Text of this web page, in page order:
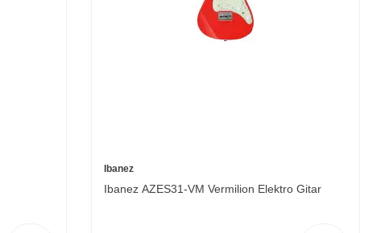
Ibanez
Ibanez AZES31-VM Vermilion Elektro Gitar